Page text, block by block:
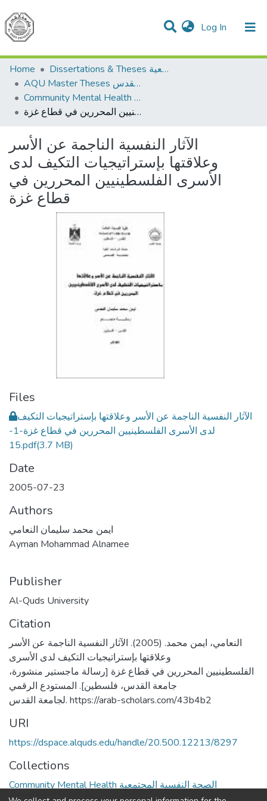
Log In (current)
Communities & Collections
All of DSpace
Home
Dissertations & Theses الرسائل الجامعية
AQU Master Theses الرسائل الجامعية الخاصة بجامعة القدس
Community Mental Health الصحة النفسية المجتمعية
الآثار النفسية الناجمة عن الأسر وعلاقتها بإستراتيجيات التكيف لدى الأسرى الفلسطينيين المحررين في قطاع غزة
الآثار النفسية الناجمة عن الأسر
وعلاقتها بإستراتيجيات التكيف لدى
الأسرى الفلسطينيين المحررين في
قطاع غزة
Files
الآثار النفسية الناجمة عن الأسر وعلاقتها بإستراتيجيات التكيف
لدى الأسرى الفلسطينيين المحررين في قطاع غزة-1-
15.pdf(3.7 MB)
Date
2005-07-23
Authors
ايمن محمد سليمان النعامي
Ayman Mohammad Alnamee
Publisher
Al-Quds University
Citation
النعامي، ايمن محمد. (2005). الآثار النفسية الناجمة عن الأسر
وعلاقتها بإستراتيجيات التكيف لدى الأسرى
الفلسطينيين المحررين في قطاع غزة [رسالة ماجستير منشورة،
جامعة القدس، فلسطين]. المستودع الرقمي
لجامعة القدس. https://arab-scholars.com/43b4b2
URI
https://dspace.alquds.edu/handle/20.500.12213/8297
Collections
Community Mental Health الصحة النفسية المجتمعية